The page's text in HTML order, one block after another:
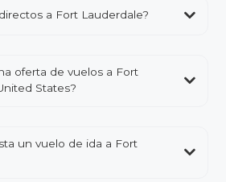
a Fort Lauderdale?
oferta de vuelos a Fort
States?
un vuelo de ida a Fort